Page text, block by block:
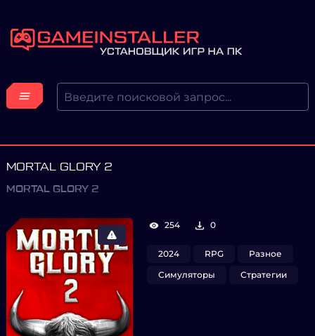
MORTAL GLORY 2
MORTAL GLORY 2
254 0
2024 RPG
Разное
Симуляторы
Стратегии